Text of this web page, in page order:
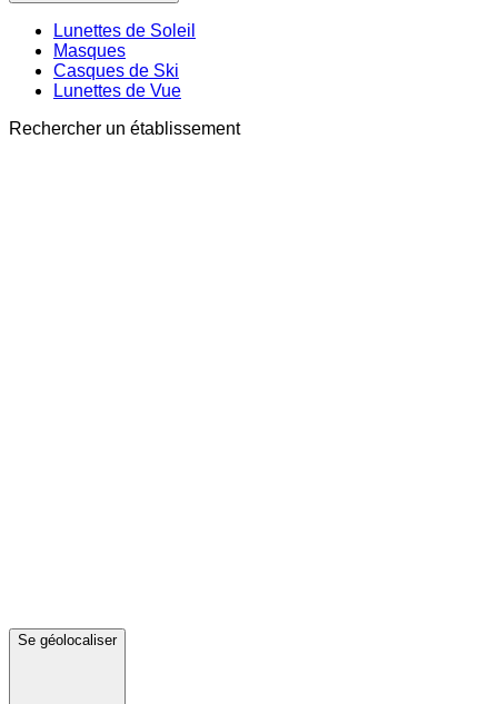
Lunettes de Soleil
Masques
Casques de Ski
Lunettes de Vue
Rechercher un établissement
Se géolocaliser